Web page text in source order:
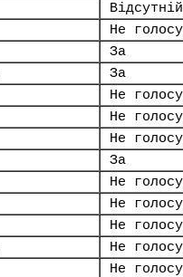
Відсутній
Не
За
За
Не
Не
Не
За
Не
Не
Не
Не
Не